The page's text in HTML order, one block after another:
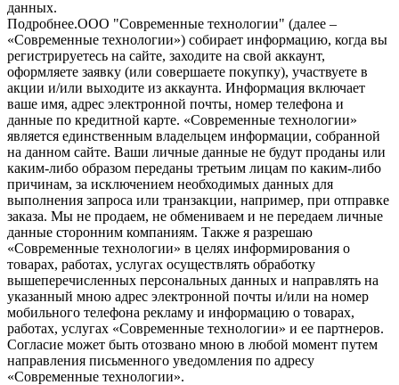
данных.
Подробнее.OOO "Современные технологии" (далее –
«Современные технологии») собирает информацию, когда вы
регистрируетесь на сайте, заходите на свой аккаунт,
оформляете заявку (или совершаете покупку), участвуете в
акции и/или выходите из аккаунта. Информация включает
ваше имя, адрес электронной почты, номер телефона и
данные по кредитной карте. «Современные технологии»
является единственным владельцем информации, собранной
на данном сайте. Ваши личные данные не будут проданы или
каким-либо образом переданы третьим лицам по каким-либо
причинам, за исключением необходимых данных для
выполнения запроса или транзакции, например, при отправке
заказа. Мы не продаем, не обмениваем и не передаем личные
данные сторонним компаниям. Также я разрешаю
«Современные технологии» в целях информирования о
товарах, работах, услугах осуществлять обработку
вышеперечисленных персональных данных и направлять на
указанный мною адрес электронной почты и/или на номер
мобильного телефона рекламу и информацию о товарах,
работах, услугах «Современные технологии» и ее партнеров.
Согласие может быть отозвано мною в любой момент путем
направления письменного уведомления по адресу
«Современные технологии».